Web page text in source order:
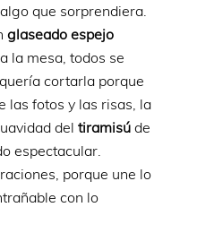
que sorprendiera.
glaseado espejo
la mesa, todos se
cortarla porque
las fotos y las risas, la
deltiramisú de
espectacular.
porque une lo
con lo